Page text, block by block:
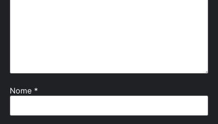
Nome *